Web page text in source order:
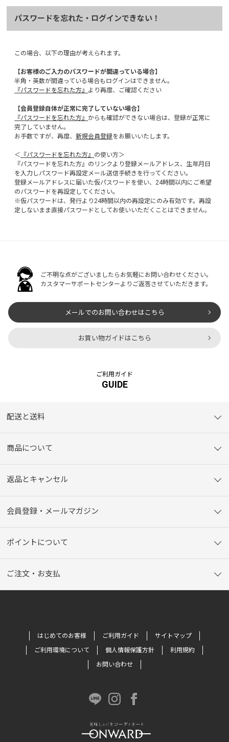
パスワードを忘れた・ログインできない！
この場合、以下の理由が考えられます。
【お客様のご入力のパスワードが間違っている場合】
半角・英数が間違っている場合もログインはできません。
『パスワードを忘れた方』 より再度、ご確認ください
【会員登録自体が正常に完了していない場合】
『パスワードを忘れた方』 からも確認ができない場合は、登録が正常に
完了していません。
お手数ですが、再度、新規会員登録をお願いいたします。
＜ 『パスワードを忘れた方』 の使い方＞
『パスワードを忘れた方』のリンクより登録メールアドレス、生年月日
を入力しパスワード再設定メール送信手続きを行ってください。
登録メールアドレスに届いた仮パスワードを使い、24時間以内にご希望
のパスワードを再設定してください。
※仮パスワードは、発行より24時間以内の再設定にのみ有効です。再設
定しないまま直接パスワードとしてお使いいただくことはできません。
ご不明な点がございましたらお気軽にお問い合わせください。
カスタマーサポートセンターよりご返答させていただきます。
メールでのお問い合わせはこちら
お買い物ガイドはこちら
ご利用ガイド
GUIDE
配送と送料
商品について
返品とキャンセル
会員登録・メールマガジン
ポイントについて
ご注文・お支払
はじめてのお客様 ご利用ガイド
サイトマップ
ご利用環境について
個人情報保護方針
利用規約
お問い合わせ